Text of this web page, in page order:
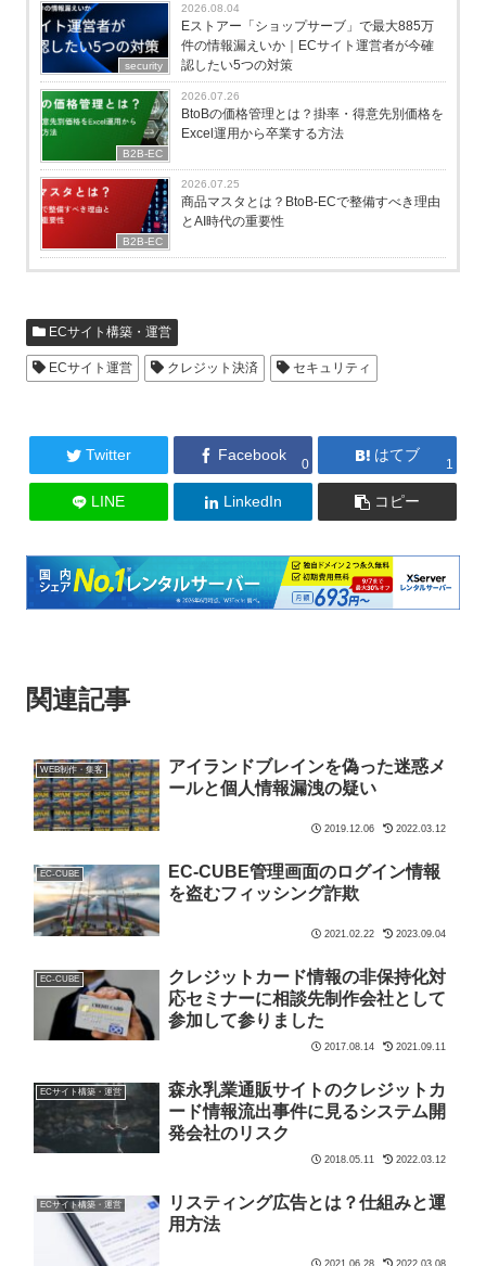
security
2026.08.04
Eストアー「ショップサーブ」で最大885万
件の情報漏えいか｜ECサイト運営者が今確
認したい5つの対策
B2B-EC
2026.07.26
BtoBの価格管理とは？掛率・得意先別価格を
Excel運用から卒業する方法
B2B-EC
2026.07.25
商品マスタとは？BtoB-ECで整備すべき理由
とAI時代の重要性
ECサイト構築・運営
ECサイト運営 クレジット決済 セキュリティ
Twitter Facebook
0
はてブ
1
LINE LinkedIn コピー
関連記事
WEB制作・集客
アイランドブレインを偽った迷惑メ
ールと個人情報漏洩の疑い
2019.12.06 2022.03.12
EC-CUBE
EC-CUBE管理画面のログイン情報
を盗むフィッシング詐欺
2021.02.22 2023.09.04
EC-CUBE
クレジットカード情報の非保持化対
応セミナーに相談先制作会社として
参加して参りました
2017.08.14 2021.09.11
ECサイト構築・運営
森永乳業通販サイトのクレジットカ
ード情報流出事件に見るシステム開
発会社のリスク
2018.05.11 2022.03.12
ECサイト構築・運営
リスティング広告とは？仕組みと運
用方法